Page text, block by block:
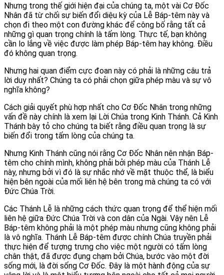
Nhưng trong thế giới hiện đại của chúng ta, một vài Cơ Đốc
Nhân đã từ chối sự biến đổi diệu kỳ của Lễ Báp-têm này và
chọn đi theo một con đường khác để công bố rằng tất cả
những gì quan trọng chính là tấm lòng. Thực tế, bạn không
cần lo lắng về việc được làm phép Báp-têm hay không. Điều
đó không quan trọng.
Nhưng hai quan điểm cực đoan này có phải là những câu trả
lời duy nhất? Chúng ta có phải chọn giữa phép màu và sự vô
nghĩa không?
Cách giải quyết phù hợp nhất cho Cơ Đốc Nhân trong những
vấn đề này chính là xem lại Lời Chúa trong Kinh Thánh. Cả Kinh
Thánh bày tỏ cho chúng ta biết rằng điều quan trọng là sự
biến đổi trong tấm lòng của chúng ta.
Nhưng Kinh Thánh cũng nói rằng Cơ Đốc Nhân nên nhận Báp-
têm cho chính mình, không phải bởi phép màu của Thánh Lễ
này, nhưng bởi vì đó là sự nhắc nhớ về mặt thuộc thể, là biểu
hiện bên ngoài của mối liên hệ bên trong mà chúng ta có với
Đức Chúa Trời.
Các Thánh Lễ là những cách thức quan trọng để thể hiện mối
liên hệ giữa Đức Chúa Trời và con dân của Ngài. Vậy nên Lễ
Báp-têm không phải là một phép màu nhưng cũng không phải
là vô nghĩa. Thánh Lễ Báp-têm được chính Chúa truyền phải
thực hiện để tượng trưng cho việc một người có tấm lòng
chân thật, đã được đụng chạm bởi Chúa, bước vào một đời
sống mới, là đời sống Cơ Đốc. Đây là một hành động của sự